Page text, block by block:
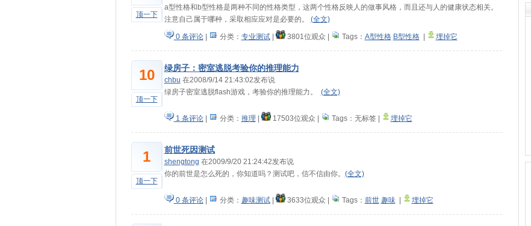
顶一下
a型性格和b型性格是两种不同的性格类型，这两个性格反映人的做事风格，而且还与人的健康状态相关。
注意自己属于哪种，采取相应应对是必要的。 (全文)
0 条评论| 分类： 专业测试| 3801位观众 Tags： A型性格 B型性格| 埋掉它
10
顶一下
绿房子：密室逃脱考验你的推理能力
chbu 在2008/9/14 21:43:02发布说
绿房子密室逃脱flash游戏，考验你的推理能力。 (全文)
1 条评论| 分类： 推理 17503位观众 Tags： 无标签 | 埋掉它
1
顶一下
前世死因测试
shengtong 在2009/9/20 21:24:42发布说
你的前世是怎么死的，你知道吗？测试吧，信不信由你。 (全文)
0 条评论| 分类： 趣味测试| 3633位观众 Tags： 前世 趣味| 埋掉它